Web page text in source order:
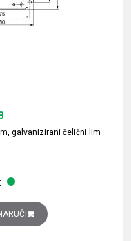
galvanizirani čelični lim
ploča V1000xŠ800mm,